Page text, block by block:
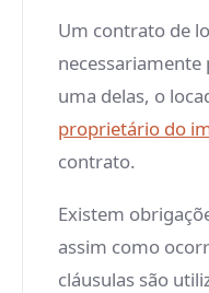
Um contrato de
uma delas, o
proprietário do
contrato.
Existem
assim como
cláusulas são